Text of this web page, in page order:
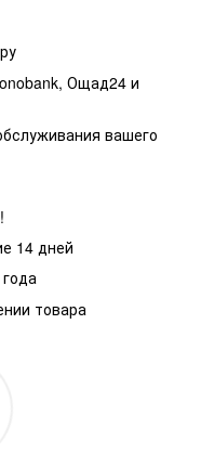
Ощад24 и
вашего
14 дней
товара